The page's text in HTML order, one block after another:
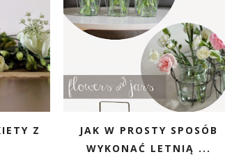
Z
JAK W PROSTY SPOSÓB
WYKONAĆ LETNIĄ ...